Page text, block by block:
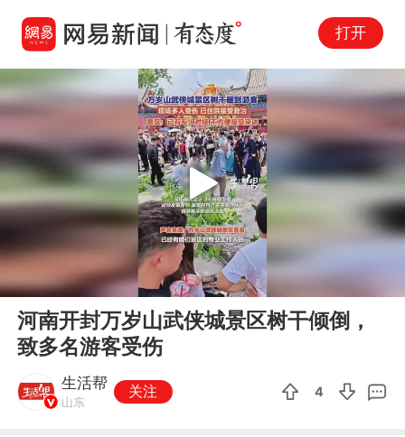
打开
00:00 00:13
Play
河南开封万岁山武侠城景区树干倾倒，
致多名游客受伤
生活帮
山东
关注 4